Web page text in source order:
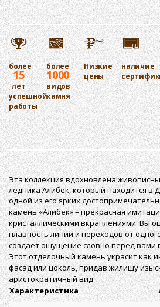
более
15
лет
успешной
работы
более
1000
видов
камня
Низкие
цены
наличие
Эта коллекция вдохновлена
ледника Алибек, который находится в
одной из его ярких
камень«Алибек» – прекрасная
кристаллическими вкраплениями. Вы
плавность линий и переходов от
создает ощущение словно перед вами
Этот отделочный камень украсит как
фасад или цоколь, придав жилищу
аристократичный вид.
Характеристика